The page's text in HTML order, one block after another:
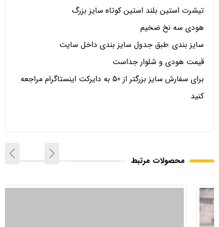
تیشرت استین بلند استین کوتاه سایز بزرگ
هودی سه نخ ضخیم
سایز بندی :طبق جدول سایز بندی داخل سایت
قیمت هودی و شلوار جداست
برای سفارش سایز بزرگتر از 50 به دایرکت اینستاگرام مراجعه
کنید
محصولات مرتبط